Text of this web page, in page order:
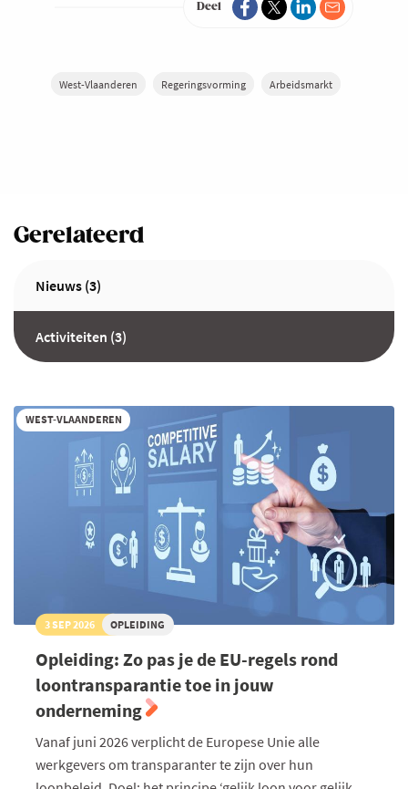
Deel
West-Vlaanderen Regeringsvorming Arbeidsmarkt
Gerelateerd
Nieuws (3)
Activiteiten (3)
WEST-VLAANDEREN
3 SEP 2026 OPLEIDING
Opleiding: Zo pas je de EU-regels rond
loontransparantie toe in jouw
onderneming
Vanaf juni 2026 verplicht de Europese Unie alle
werkgevers om transparanter te zijn over hun